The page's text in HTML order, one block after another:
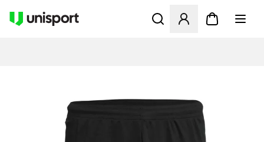
Åbner en Modal til at